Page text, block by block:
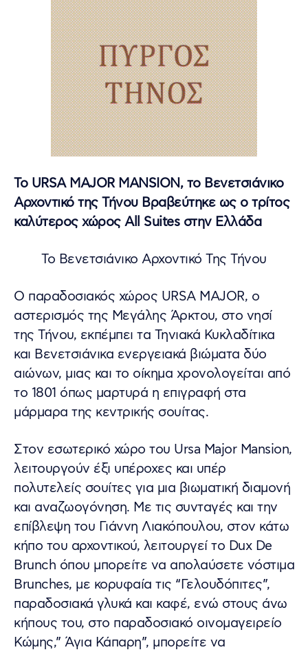
To URSA MAJOR MANSION, το Βενετσιάνικο
Αρχοντικό της Τήνου Βραβεύτηκε ως ο τρίτος
καλύτερος χώρος All Suites στην Ελλάδα
Το Βενετσιάνικο Αρχοντικό Της Τήνου
O παραδοσιακός χώρος URSA MAJOR, ο
αστερισμός της Μεγάλης Άρκτου, στο νησί
της Τήνου, εκπέμπει τα Τηνιακά Κυκλαδίτικα
και Βενετσιάνικα ενεργειακά βιώματα δύο
αιώνων, μιας και το οίκημα χρονολογείται από
το 1801 όπως μαρτυρά η επιγραφή στα
μάρμαρα της κεντρικής σουίτας.
Στον εσωτερικό χώρο του Ursa Major Mansion,
λειτουργούν έξι υπέροχες και υπέρ
πολυτελείς σουίτες για μια βιωματική διαμονή
και αναζωογόνηση. Με τις συνταγές και την
επίβλεψη του Γιάννη Λιακόπουλου, στον κάτω
κήπο του αρχοντικού, λειτουργεί το Dux De
Brunch όπου μπορείτε να απολαύσετε νόστιμα
Brunches, με κορυφαία τις “Γελουδόπιτες”,
παραδοσιακά γλυκά και καφέ, ενώ στους άνω
κήπους του, στο παραδοσιακό οινομαγειρείο
Κώμης,” Άγια Κάπαρη”, μπορείτε να